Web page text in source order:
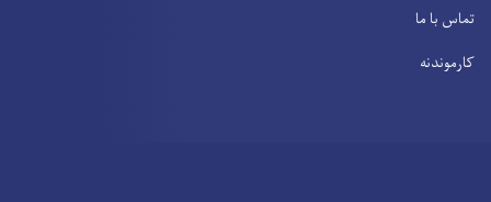
تماس با ما
کارموندنه